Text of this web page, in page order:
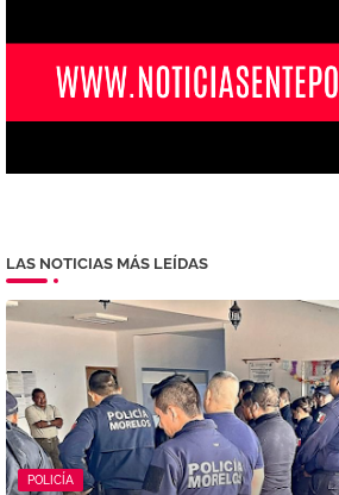
LAS NOTICIAS MÁS LEÍDAS
POLICÍA